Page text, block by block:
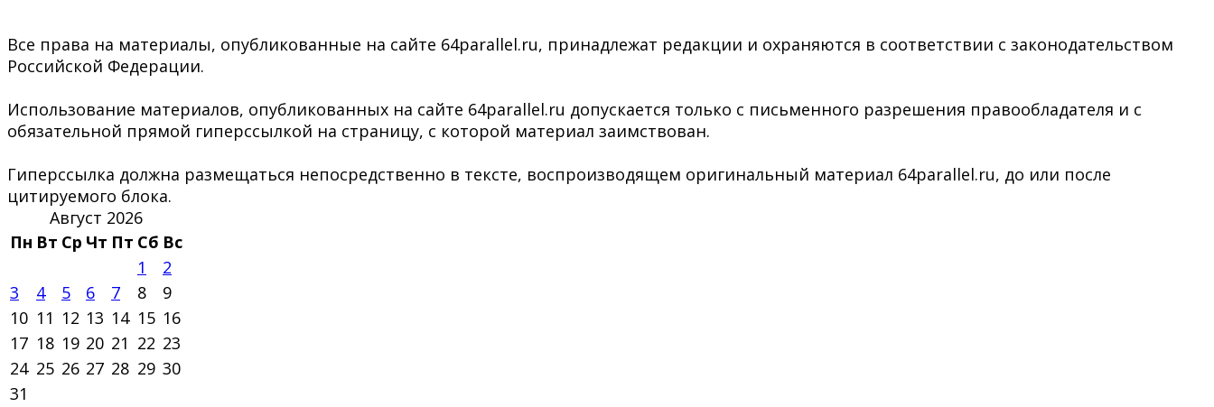
Все права на материалы, опубликованные на сайте 64parallel.ru, принадлежат редакции и охраняются в соответствии с законодательством
Российской Федерации.
Использование материалов, опубликованных на сайте 64parallel.ru допускается только с письменного разрешения правообладателя и с
обязательной прямой гиперссылкой на страницу, с которой материал заимствован.
Гиперссылка должна размещаться непосредственно в тексте, воспроизводящем оригинальный материал 64parallel.ru, до или после
цитируемого блока.
Август 2026
Пн Вт Ср Чт Пт Сб Вс
1
2
3
4 5 6 7 8
9
10 11 12 13 14 15 16
17 18 19 20 21 22 23
24 25 26 27 28 29 30
31